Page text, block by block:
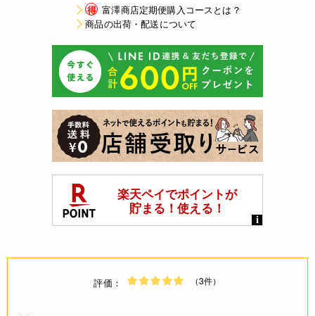
得 富澤商店定期便購入コースとは？
商品の出荷・配送について
評価： （3件）